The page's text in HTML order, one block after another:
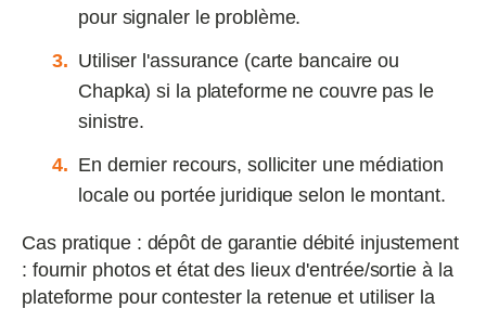
pour signaler le problème.
Utiliser l'assurance (carte bancaire ou
Chapka) si la plateforme ne couvre pas le
sinistre.
En dernier recours, solliciter une médiation
locale ou portée juridique selon le montant.
Cas pratique : dépôt de garantie débité injustement
: fournir photos et état des lieux d'entrée/sortie à la
plateforme pour contester la retenue et utiliser la